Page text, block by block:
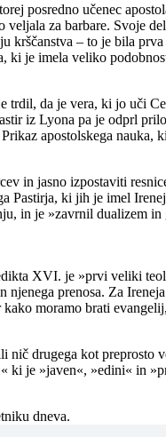
posredno učenec
za barbare. Svoje
– to je bila
ki je imela veliko
da je vera, ki jo uči
iz Lyona pa je odprl
apostolskega nauka,
in jasno izpostaviti
ki jih je imel
in je »zavrnil dualizem
XVI. je »prvi veliki
prenosa. Za
moramo brati
drugega kot preprosto
ki je »javen«, »edini« in
dneva.